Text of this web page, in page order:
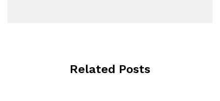
Related Posts